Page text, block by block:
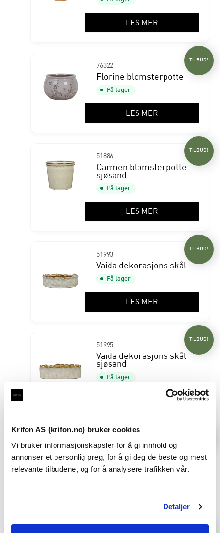
Krifon AS (krifon.no) bruker cookies
Vi bruker informasjonskapsler for å gi innhold og
annonser et personlig preg, for å gi deg de beste og mest
relevante tilbudene, og for å analysere trafikken vår.
Detaljer
LES MER
TILBUD!
76322
Florine blomsterpotte
På lager
LES MER
TILBUD!
51886
Carmen blomsterpotte
sjøsand
På lager
LES MER
TILBUD!
51993
Vaida dekorasjons skål
På lager
LES MER
TILBUD!
51995
Vaida dekorasjons skål
sjøsand
På lager
51868
Hazel blomstervase
På lager
LES MER